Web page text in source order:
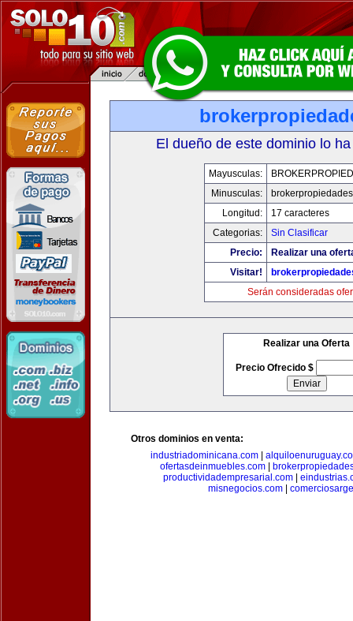
El dueño de este dominio lo
Mayusculas:
Minusculas:
Longitud:
17 caracteres
Categorias:
Sin Clasificar
Precio:
Realizar una
Visitar!
Serán consideradas
Realizar una Oferta
Precio Ofrecido $
Otros dominios en venta:
industriadominicana.com
ofertasdeinmuebles.com
productividadempresarial.com|
misnegocios.com